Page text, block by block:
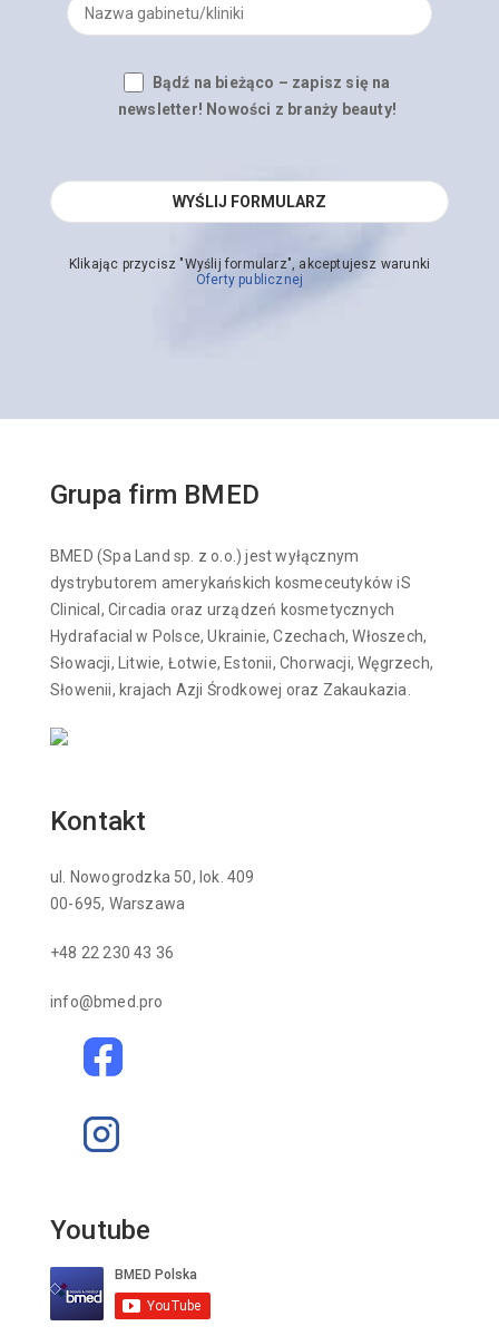
Bądź na bieżąco – zapisz się na
newsletter! Nowości z branży beauty!
Klikając przycisz "Wyślij formularz", akceptujesz warunki
Oferty publicznej
Grupa firm BMED
BMED (Spa Land sp. z o.o.) jest wyłącznym
dystrybutorem amerykańskich kosmeceutyków iS
Clinical, Circadia oraz urządzeń kosmetycznych
Hydrafacial w Polsce, Ukrainie, Czechach, Włoszech,
Słowacji, Litwie, Łotwie, Estonii, Chorwacji, Węgrzech,
Słowenii, krajach Azji Środkowej oraz Zakaukazia.
Kontakt
ul. Nowogrodzka 50, lok. 409
00-695, Warszawa
+48 22 230 43 36
info@bmed.pro
Youtube